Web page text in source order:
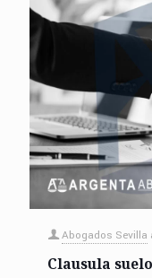
Abogados Sevilla
Clausula